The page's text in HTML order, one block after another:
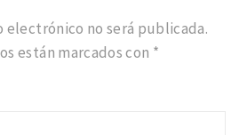
electrónico no será publicada.
están marcados con *